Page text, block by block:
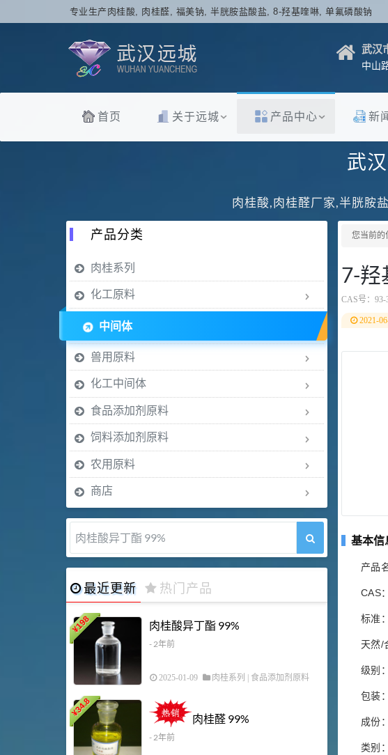
专业生产肉桂酸, 肉桂醛, 福美钠, 半胱胺盐酸盐, 8-羟基喹啉, 单氟磷酸钠
武汉
中山
首页 关于远城 产品中心 新
武
肉桂酸,肉桂醛厂家,半胱胺
您当前的
7-羟
CAS号： 93-
2021-
基本信
产品
CAS
标准
天然/
级别
包装
成份
类别
产品分类
肉桂系列
化工原料
中间体
兽用原料
化工中间体
食品添加剂原料
饲料添加剂原料
农用原料
商店
肉桂醛 99%
最近更新 热门产品
¥
198 肉桂酸异丁酯 99%
- 2年前
2025-01-09 肉桂系列 食品添加剂原料
¥
34.8
肉桂醛 99%
- 2年前